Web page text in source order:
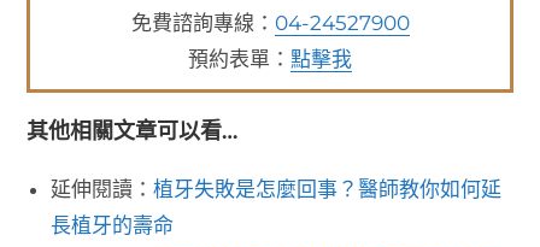
免費諮詢專線： 04-24527900
預約表單： 點擊我
其他相關文章可以看…
延伸閱讀：植牙失敗是怎麼回事？醫師教你如何延
長植牙的壽命